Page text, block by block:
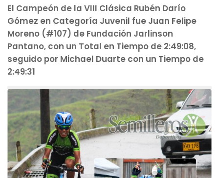
El Campeón de la VIII Clásica Rubén Darío
Gómez en Categoría Juvenil fue Juan Felipe
Moreno (#107) de Fundación Jarlinson
Pantano, con un Total en Tiempo de 2:49:08,
seguido por Michael Duarte con un Tiempo de
2:49:31